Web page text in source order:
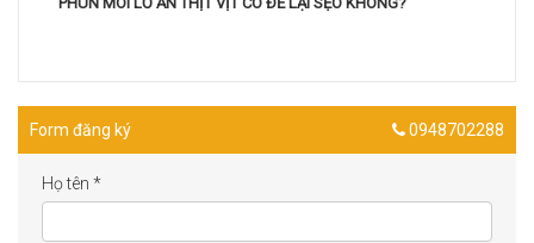
Form đăng ký 0948702288
Họ tên *